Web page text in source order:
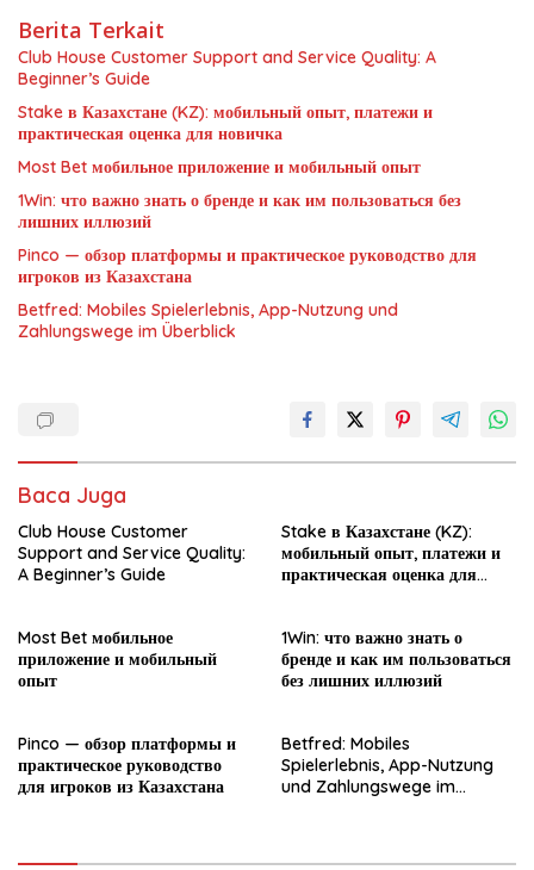
Berita Terkait
Club House Customer Support and Service Quality: A
Beginner’s Guide
Stake в Казахстане (KZ): мобильный опыт, платежи и
практическая оценка для новичка
Most Bet мобильное приложение и мобильный опыт
1Win: что важно знать о бренде и как им пользоваться без
лишних иллюзий
Pinco — обзор платформы и практическое руководство для
игроков из Казахстана
Betfred: Mobiles Spielerlebnis, App-Nutzung und
Zahlungswege im Überblick
Baca Juga
Club House Customer
Support and Service Quality:
A Beginner’s Guide
Stake в Казахстане (KZ):
мобильный опыт, платежи и
практическая оценка для
Most Bet мобильное
приложение и мобильный
опыт
1Win: что важно знать о
бренде и как им пользоваться
без лишних иллюзий
Pinco — обзор платформы и
практическое руководство
для игроков из Казахстана
Betfred: Mobiles
Spielerlebnis, App-Nutzung
und Zahlungswege im